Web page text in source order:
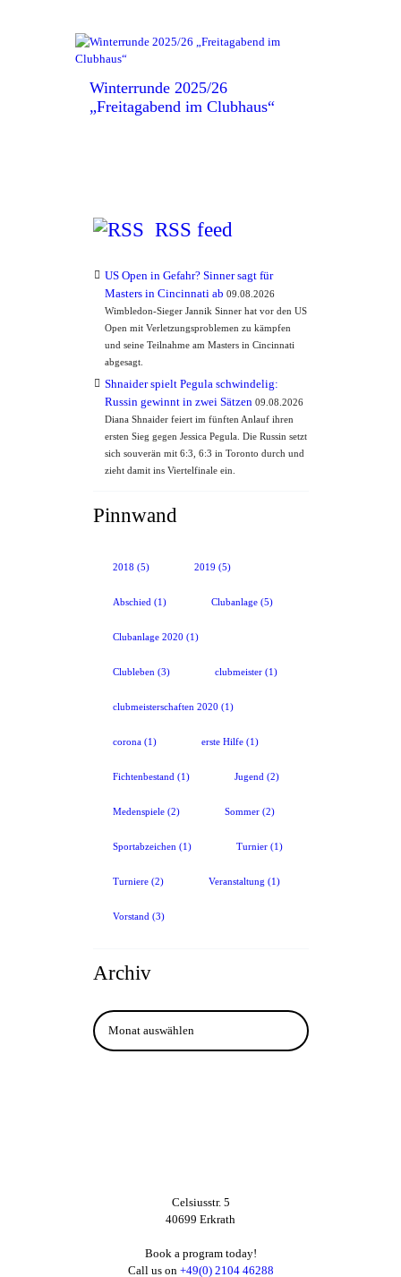
Winterrunde 2025/26
„Freitagabend im Clubhaus“
RSS feed
US Open in Gefahr? Sinner sagt für
Masters in Cincinnati ab 09.08.2026
Wimbledon-Sieger Jannik Sinner hat vor den US
Open mit Verletzungsproblemen zu kämpfen
und seine Teilnahme am Masters in Cincinnati
abgesagt.
Shnaider spielt Pegula schwindelig:
Russin gewinnt in zwei Sätzen 09.08.2026
Diana Shnaider feiert im fünften Anlauf ihren
ersten Sieg gegen Jessica Pegula. Die Russin setzt
sich souverän mit 6:3, 6:3 in Toronto durch und
zieht damit ins Viertelfinale ein.
Pinnwand
2018 (5) 2019 (5)
Abschied (1) Clubanlage(5)
Clubanlage 2020 (1)
Clubleben (3) clubmeister(1)
clubmeisterschaften 2020 (1)
corona(1) erste Hilfe(1)
Fichtenbestand (1) Jugend (2)
Medenspiele(2) Sommer(2)
Sportabzeichen (1) Turnier(1)
Turniere(2) Veranstaltung (1)
Vorstand (3)
Archiv
Archiv
Celsiusstr. 5
40699 Erkrath
Book a program today!
Call us on +49(0) 2104 46288